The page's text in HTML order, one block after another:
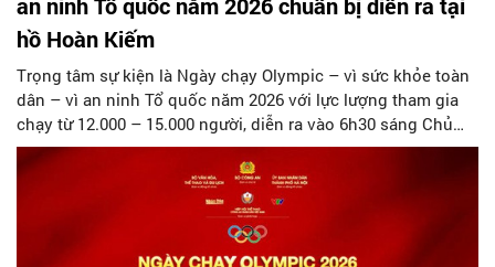
hồ Hoàn Kiếm
Trọng tâm sự kiện là Ngày chạy Olympic – vì sức khỏe toàn
dân – vì an ninh Tổ quốc năm 2026 với lực lượng tham gia
chạy từ 12.000 – 15.000 người, diễn ra vào 6h30 sáng Chủ
nhật ngày 22/3/2026 tại khu vực Quảng Trường Đông Kinh
Nghĩa Thục và xung quanh hồ Hoàn Kiếm.